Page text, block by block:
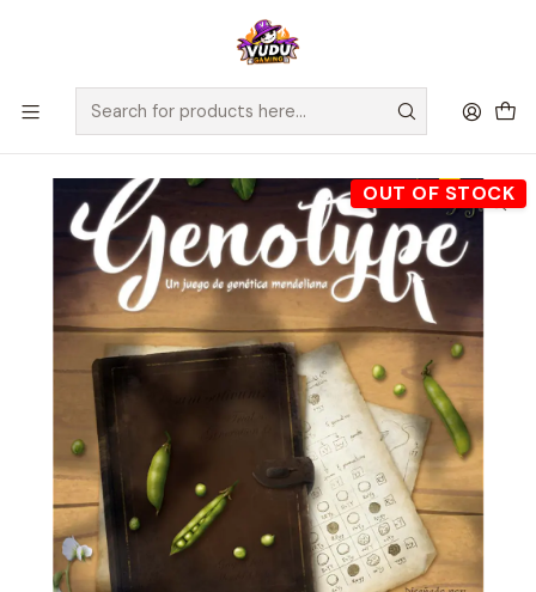
🚀 ¡Despachamos a todo Chile! Envío GRATIS a Regiones sobre
$100.000 y a RM sobre $35.000
Home Juegos de Mesa Editorial MasQueOca
Genotype Un Juego de Genética Mendeliana - Español
OUT OF STOCK